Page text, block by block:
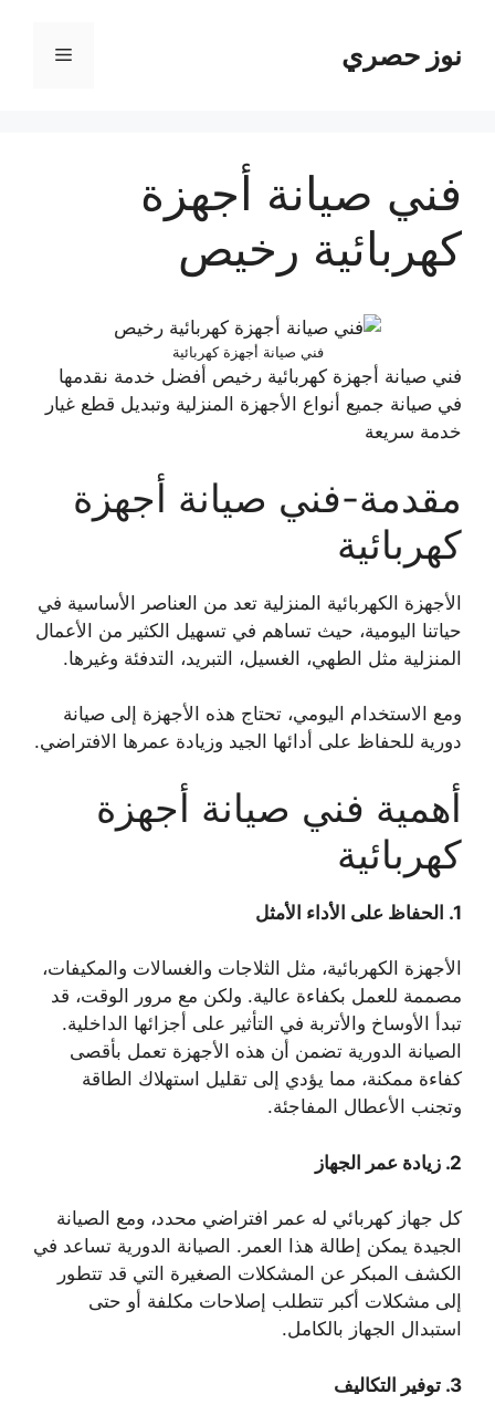
المحتوىنوز حصري القائمة
فني صيانة أجهزة
كهربائية رخيص
فني صيانة أجهزة كهربائية
فني صيانة أجهزة كهربائية رخيص أفضل خدمة نقدمها
في صيانة جميع أنواع الأجهزة المنزلية وتبديل قطع غيار
خدمة سريعة
مقدمة-فني صيانة أجهزة
كهربائية
الأجهزة الكهربائية المنزلية تعد من العناصر الأساسية في
حياتنا اليومية، حيث تساهم في تسهيل الكثير من الأعمال
المنزلية مثل الطهي، الغسيل، التبريد، التدفئة وغيرها.
ومع الاستخدام اليومي، تحتاج هذه الأجهزة إلى صيانة
دورية للحفاظ على أدائها الجيد وزيادة عمرها الافتراضي.
أهمية فني صيانة أجهزة
كهربائية
1. الحفاظ على الأداء الأمثل
الأجهزة الكهربائية، مثل الثلاجات والغسالات والمكيفات،
مصممة للعمل بكفاءة عالية. ولكن مع مرور الوقت، قد
تبدأ الأوساخ والأتربة في التأثير على أجزائها الداخلية.
الصيانة الدورية تضمن أن هذه الأجهزة تعمل بأقصى
كفاءة ممكنة، مما يؤدي إلى تقليل استهلاك الطاقة
وتجنب الأعطال المفاجئة.
2. زيادة عمر الجهاز
كل جهاز كهربائي له عمر افتراضي محدد، ومع الصيانة
الجيدة يمكن إطالة هذا العمر. الصيانة الدورية تساعد في
الكشف المبكر عن المشكلات الصغيرة التي قد تتطور
إلى مشكلات أكبر تتطلب إصلاحات مكلفة أو حتى
استبدال الجهاز بالكامل.
3. توفير التكاليف